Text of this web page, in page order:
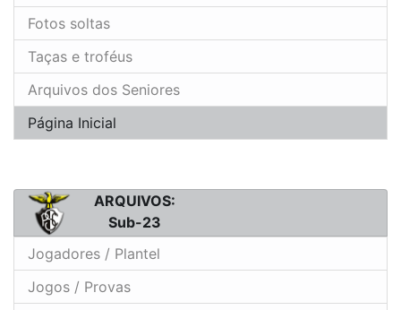
Fotos soltas
Taças e troféus
Arquivos dos Seniores
Página Inicial
ARQUIVOS:
Sub-23
Jogadores / Plantel
Jogos / Provas